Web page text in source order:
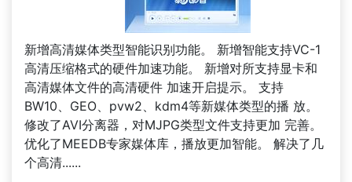
新增高清媒体类型智能识别功能。 新增智能支持VC-1
高清压缩格式的硬件加速功能。 新增对所支持显卡和
高清媒体文件的高清硬件 加速开启提示。 支持
BW10、GEO、pvw2、kdm4等新媒体类型的播 放。
修改了AVI分离器，对MJPG类型文件支持更加 完善。
优化了MEEDB专家媒体库，播放更加智能。 解决了几
个高清......